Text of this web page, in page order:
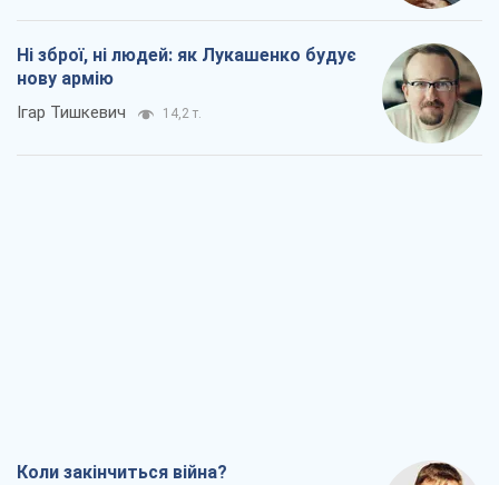
Ні зброї, ні людей: як Лукашенко будує
нову армію
Ігар Тишкевич 14,2 т.
Коли закінчиться війна?